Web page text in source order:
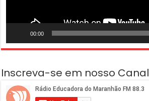
00:00
Inscreva-se em nosso Canal